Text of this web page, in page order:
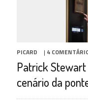
PICARD | 4
Patrick
cenário da